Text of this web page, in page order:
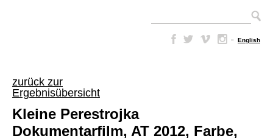
– English
zurück zur
Ergebnisübersicht
Kleine Perestrojka
Dokumentarfilm, AT 2012, Farbe,